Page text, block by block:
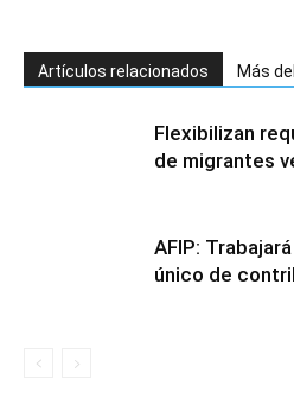
Artículos relacionados Más
Flexibilizan
de migrantes
AFIP:
único de